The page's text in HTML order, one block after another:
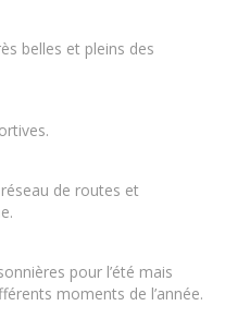
belles et pleins des
de routes et
pour l’été mais
moments de l’année.